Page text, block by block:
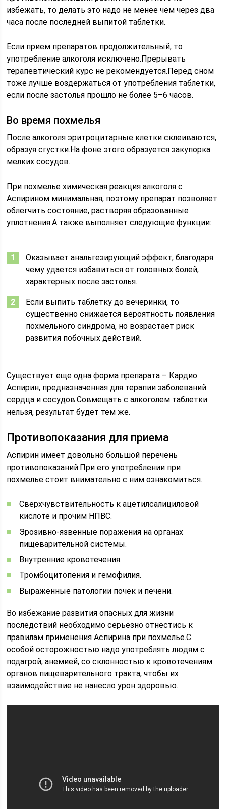
избежать, то делать это надо не менее чем через два
часа после последней выпитой таблетки.
Если прием препаратов продолжительный, то
употребление алкоголя исключено.Прерывать
терапевтический курс не рекомендуется.Перед сном
тоже лучше воздержаться от употребления таблетки,
если после застолья прошло не более 5–6 часов.
Во время похмелья
После алкоголя эритроцитарные клетки склеиваются,
образуя сгустки.На фоне этого образуется закупорка
мелких сосудов.
При похмелье химическая реакция алкоголя с
Аспирином минимальная, поэтому препарат позволяет
облегчить состояние, растворяя образованные
уплотнения.А также выполняет следующие функции:
Оказывает анальгезирующий эффект, благодаря
чему удается избавиться от головных болей,
характерных после застолья.
Если выпить таблетку до вечеринки, то
существенно снижается вероятность появления
похмельного синдрома, но возрастает риск
развития побочных действий.
Существует еще одна форма препарата – Кардио
Аспирин, предназначенная для терапии заболеваний
сердца и сосудов.Совмещать с алкоголем таблетки
нельзя, результат будет тем же.
Противопоказания для приема
Аспирин имеет довольно большой перечень
противопоказаний.При его употреблении при
похмелье стоит внимательно с ним ознакомиться.
Сверхчувствительность к ацетилсалициловой
кислоте и прочим НПВС.
Эрозивно-язвенные поражения на органах
пищеварительной системы.
Внутренние кровотечения.
Тромбоцитопения и гемофилия.
Выраженные патологии почек и печени.
Во избежание развития опасных для жизни
последствий необходимо серьезно отнестись к
правилам применения Аспирина при похмелье.С
особой осторожностью надо употреблять людям с
подагрой, анемией, со склонностью к кровотечениям
органов пищеварительного тракта, чтобы их
взаимодействие не нанесло урон здоровью.